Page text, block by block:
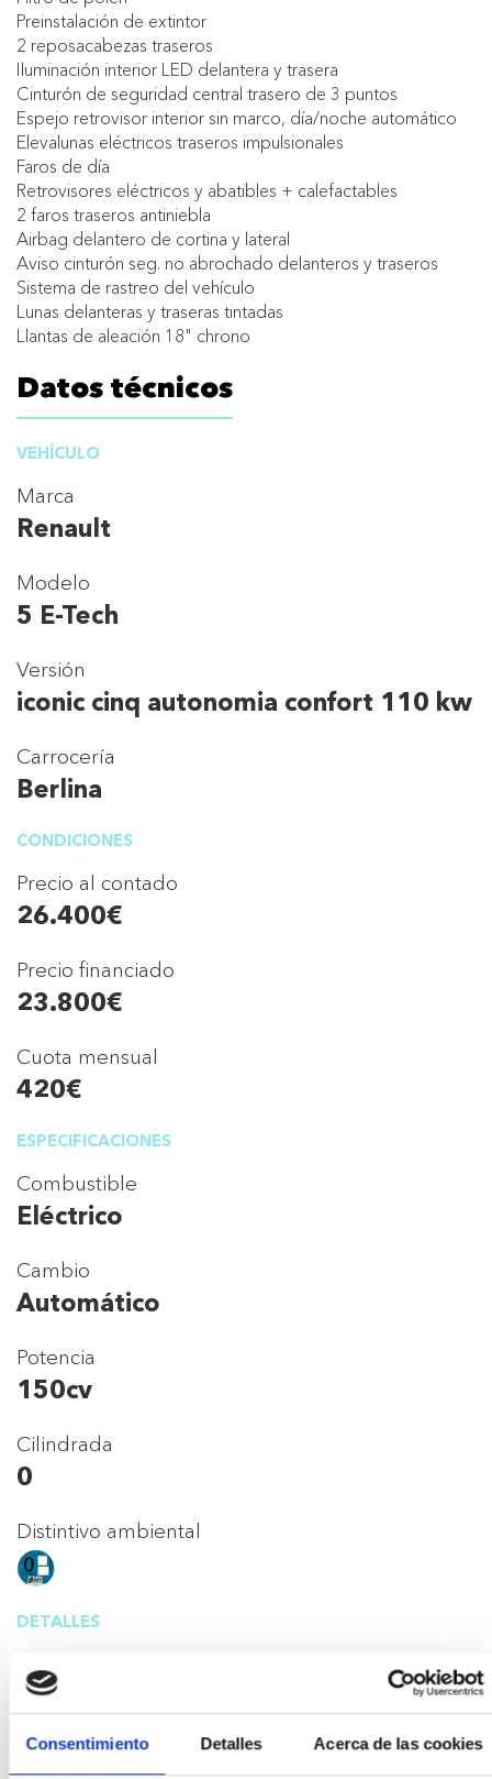
Consentimiento Detalles Acerca de las cookies
Preinstalación de extintor
2 reposacabezas traseros
Iluminación interior LED delantera y trasera
Cinturón de seguridad central trasero de 3 puntos
Espejo retrovisor interior sin marco, día/noche automático
Elevalunas eléctricos traseros impulsionales
Faros de día
Retrovisores eléctricos y abatibles + calefactables
2 faros traseros antiniebla
Airbag delantero de cortina y lateral
Aviso cinturón seg. no abrochado delanteros y traseros
Sistema de rastreo del vehículo
Lunas delanteras y traseras tintadas
Llantas de aleación 18" chrono
Datos técnicos
VEHÍCULO
Marca
Renault
Modelo
5 E-Tech
Versión
iconic cinq autonomia confort 110 kw
Carrocería
Berlina
CONDICIONES
Precio al contado
26.400€
Precio financiado
23.800€
Cuota mensual
420€
ESPECIFICACIONES
Combustible
Eléctrico
Cambio
Automático
Potencia
150cv
Cilindrada
0
Distintivo ambiental
DETALLES
Año de matriculación
2024
Kilómetros